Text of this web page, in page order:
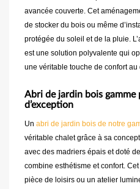
avancée couverte. Cet
de stocker du bois ou même
protégée du soleil et de la pluie.
est une solution polyvalente qui
une véritable touche de confort au
Abri de jardin bois
d’exception
Un abri de jardin bois de notre
véritable chalet grâce à sa
avec des madriers épais et doté
combine esthétisme et confort.
pièce de loisirs ou un atelier